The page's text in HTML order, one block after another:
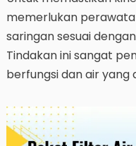
memerlukan
saringan sesuai
Tindakan ini sangat
berfungsi dan air yang